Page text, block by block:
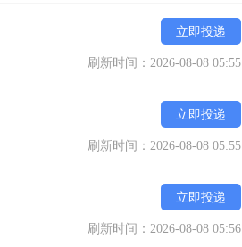
立即投递
刷新时间：2026-08-08 05:55
立即投递
刷新时间：2026-08-08 05:55
立即投递
刷新时间：2026-08-08 05:56